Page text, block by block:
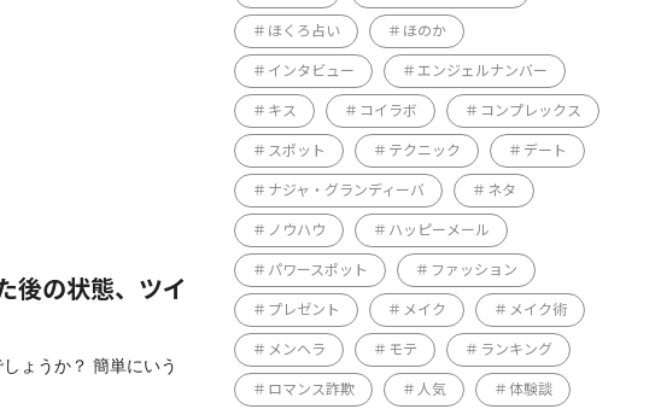
後の状態、ツイ
ょうか？ 簡単にいう
ほくろ占い ほのか
インタビュー エンジェルナンバー
キス コイラボ コンプレックス
スポット テクニック デート
ナジャ・グランディーバ ネタ
ノウハウ ハッピーメール
パワースポット ファッション
プレゼント メイク メイク術
メンヘラ モテ ランキング
ロマンス詐欺 人気 体験談